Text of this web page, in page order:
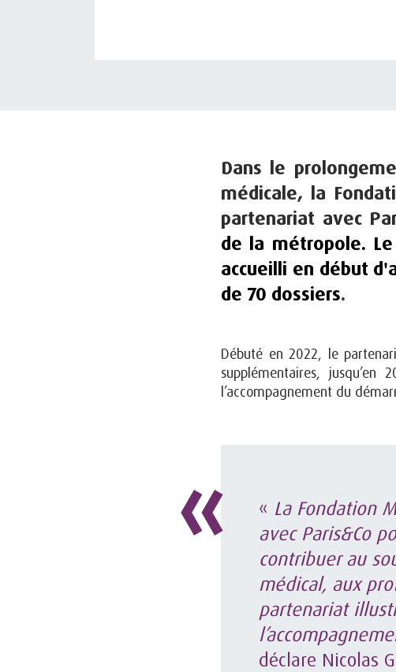
Dans le
médicale, la
partenariat avec
de la métropole.
accueilli en début
de 70 dossiers.
Débuté en 2022, le
supplémentaires,
l’accompagnement du
« La Fondation
avec Paris&Co
contribuer au
médical, aux
partenariat
déclare Nicolas